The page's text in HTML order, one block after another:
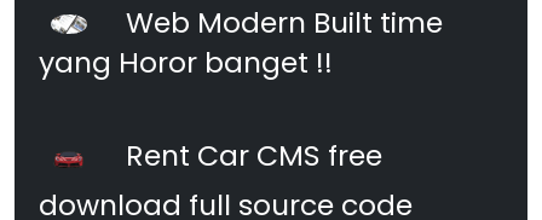
Web Modern Built time
yang Horor banget !!
Rent Car CMS free
download full source code